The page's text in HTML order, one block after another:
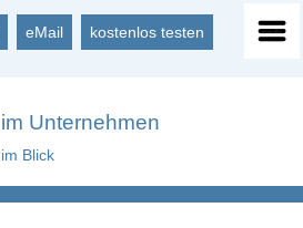
eMail kostenlos testen
Unternehmen
Blick